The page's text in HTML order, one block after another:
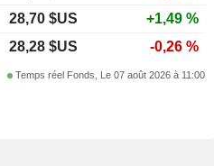
28,70 $US
+1,49 %
28,28 $US -0,26 %
Temps réel Fonds, Le 07 août 2026 à 11:00